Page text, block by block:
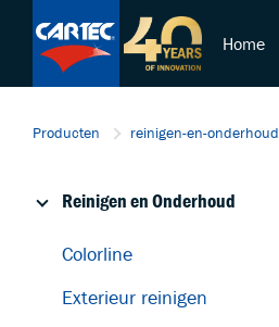
Home
Producten reinigen-en-onderhoud
Reinigen en Onderhoud
Colorline
Exterieur reinigen